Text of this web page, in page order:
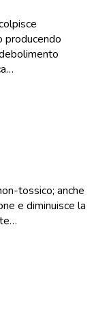
producendo
tossico; anche
e diminuisce la